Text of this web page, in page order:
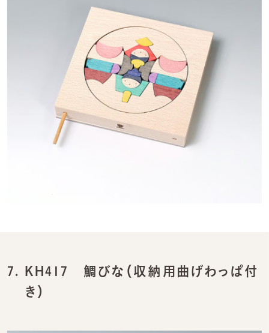
7. KH417 鯛びな（収納用曲げわっぱ付
き）